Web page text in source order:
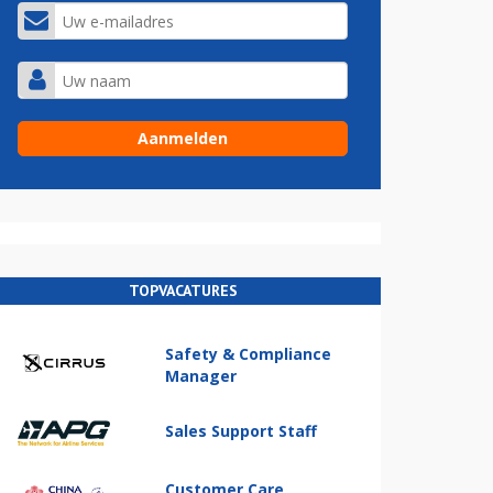
TOPVACATURES
Safety & Compliance
Manager
Sales Support Staff